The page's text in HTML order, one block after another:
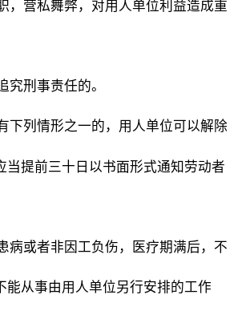
营私舞弊，对用人单位利益造成重
刑事责任的。
下列情形之一的，用人单位可以解除
当提前三十日以书面形式通知劳动者
或者非因工负伤，医疗期满后，不
能从事由用人单位另行安排的工作